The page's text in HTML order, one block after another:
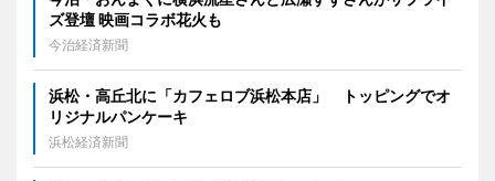
ズ登壇 映画コラボ花火も
今治経済新聞
浜松・高丘北に「カフェロブ浜松本店」 トッピングでオ
リジナルパンケーキ
浜松経済新聞